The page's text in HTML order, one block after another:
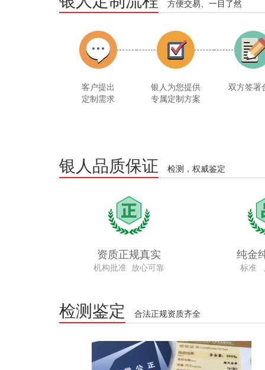
方便交易、一目了然
客户提出
定制需求
银人为您提供
专属定制方案
双方签署
银人品质保证 检测，权威鉴定
资质正规真实
机构批准 放心可靠
纯金
标准
检测鉴定 合法正规资质齐全